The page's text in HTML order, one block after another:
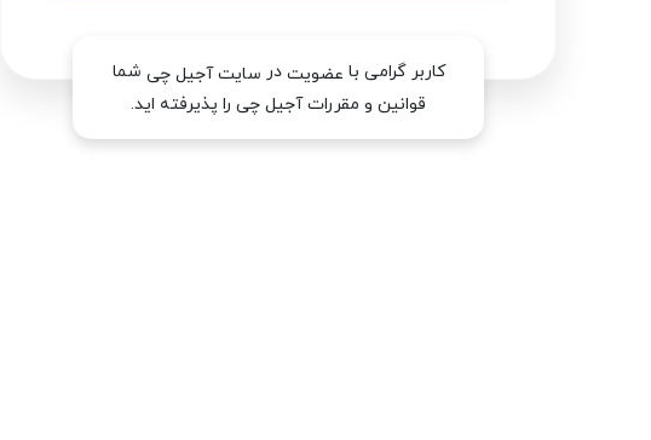
کاربر گرامی با عضویت در سایت آجیل چی شما
قوانین و مقررات آجیل چی را پذیرفته اید.